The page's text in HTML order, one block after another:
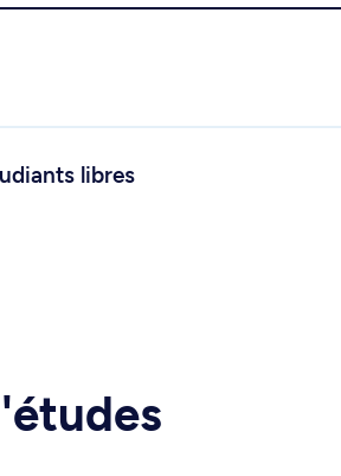
libres